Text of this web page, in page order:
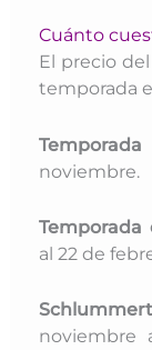
Cuánto
El precio
temporada
noviembre.
Temporada
al 22 de
noviembre